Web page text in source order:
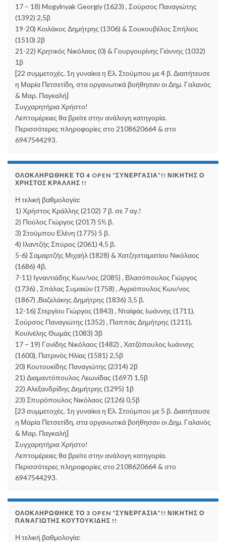
17 – 18) Mogylnyak Georgiy (1623) , Σούρσος Παναγιώτης
(1392) 2,5β
19-20) Κοιλάκος Δημήτρης (1306) & Σουκουβέλος Σπήλιος
(1510) 2β
21-22) Κρητικός Νικόλαος (0) & Γουργουρίνης Γιάννης (1032)
1β
[22 συμμετοχές. 1η γυναίκα η Ελ. Στούμπου με 4 β. Διαιτήτευσε
η Μαρία Πετσετίδη, στα οργανωτικά βοήθησαν οι Δημ. Γαλανός
& Μαρ. Παγκαλή]
Συγχαρητήρια Χρήστο!
Λεπτομέρειες θα βρείτε στην ανάλογη κατηγορία.
Περισσότερες πληροφορίες στο 2108620664 & στο
6947544293.
ΟΛΟΚΛΗΡΏΘΗΚΕ ΤΟ 4 OPEN “ΣΥΝΕΡΓΑΣΊΑ”!! ΝΙΚΗΤΉΣ Ο
ΧΡΉΣΤΟΣ ΚΡΆΛΛΗΣ !!
Η τελική βαθμολογία:
1) Χρήστος Κράλλης (2102) 7 β. σε 7 αγ.!
2) Πούλος Γιώργος (2017) 5½ β.
3) Στούμπου Ελένη (1775) 5 β.
4) Ιλαντζής Σπύρος (2061) 4,5 β.
5-6) Σαμαρτζής Μιχαήλ (1828) & Χατζησταματίου Νικόλαος
(1686) 4β.
7-11) Ιγναντιάδης Κων/νος (2085) , Βλασόπουλος Γιώργος
(1736) , Σπάλας Συμαιών (1758) , Αγριόπουλος Κων/νος
(1867) ,Βαζελάκης Δημήτρης (1836) 3,5 β.
12-16) Στεργίου Γιώργος (1843) , Νταϊφάς Ιωάννης (1711),
Σούρσος Παναγιώτης (1352) , Παππάς Δημήτρης (1211),
Κουϊνέλης Θωμάς (1083) 3β
17 – 19) Γονίδης Νικόλαος (1482) , Χατζόπουλος Ιωάννης
(1600), Πατρινός Ηλίας (1581) 2,5β
20) Κουτουκίδης Παναγιώτης (2314) 2β
21) Διαμαντόπουλος Λεωνίδας (1697) 1,5β
22) Αλεξανδρίδης Δημήτρης (1295) 1β
23) Σπυρόπουλος Νικόλαος (2126) 0,5β
[23 συμμετοχές. 1η γυναίκα η Ελ. Στούμπου με 5 β. Διαιτήτευσε
η Μαρία Πετσετίδη, στα οργανωτικά βοήθησαν οι Δημ. Γαλανός
& Μαρ. Παγκαλή]
Συγχαρητήρια Χρήστο!
Λεπτομέρειες θα βρείτε στην ανάλογη κατηγορία.
Περισσότερες πληροφορίες στο 2108620664 & στο
6947544293.
ΟΛΟΚΛΗΡΏΘΗΚΕ ΤΟ 3 OPEN “ΣΥΝΕΡΓΑΣΊΑ”!! ΝΙΚΗΤΉΣ Ο
ΠΑΝΑΓΙΏΤΗΣ ΚΟΥΤΟΥΚΊΔΗΣ !!
Η τελική βαθμολογία: